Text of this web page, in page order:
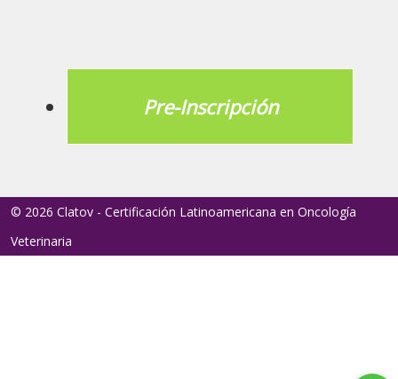
Pre-Inscripción
© 2026 Clatov - Certificación Latinoamericana en Oncología
Veterinaria